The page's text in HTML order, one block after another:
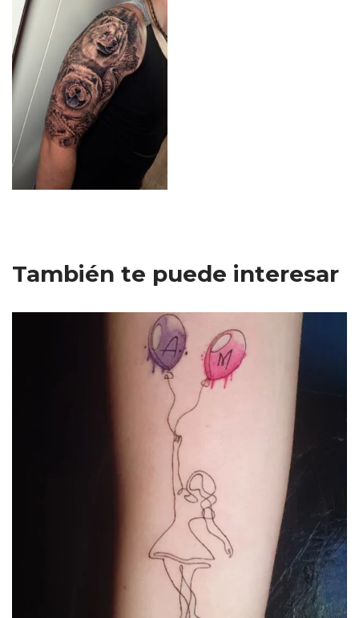
También te puede interesar